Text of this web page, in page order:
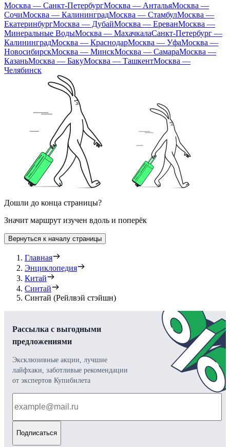
Москва — Санкт-ПетербургМосква — АнтальяМосква —
СочиМосква — КалининградМосква — СтамбулМосква —
ЕкатеринбургМосква — ДубайМосква — ЕреванМосква —
Минеральные ВодыМосква — МахачкалаСанкт-Петербург —
КалининградМосква — КраснодарМосква — УфаМосква —
НовосибирскМосква — МинскМосква — СамараМосква —
КазаньМосква — БакуМосква — ТашкентМосква —
Челябинск
Дошли до конца страницы?
Значит маршрут изучен вдоль и поперёк
Вернуться к началу страницы
Главная
Энциклопедия
Китай
Синтай
Синтай (Рейлвэй стэйшн)
Рассылка с выгодными
предложениями
Эксклюзивные акции, лучшие
лайфхаки, заботливые рекомендации
от экспертов Купибилета
Подписаться